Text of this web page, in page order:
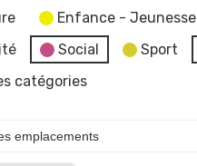
Enfance - Jeunesse
Social Sport
catégories